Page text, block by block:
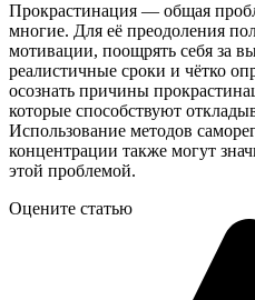
Прокрастинация — общая
многие. Для её преодоления
мотивации, поощрять себя за
реалистичные сроки и чётко
осознать причины
которые способствуют
Использование методов
концентрации также могут
этой проблемой.
Оцените статью